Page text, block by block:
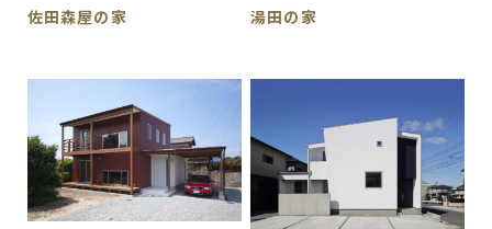
佐田森屋の家 湯田の家